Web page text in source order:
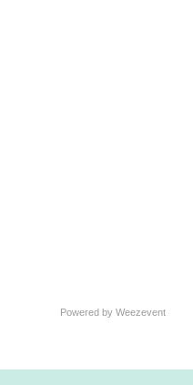
Powered by Weezevent